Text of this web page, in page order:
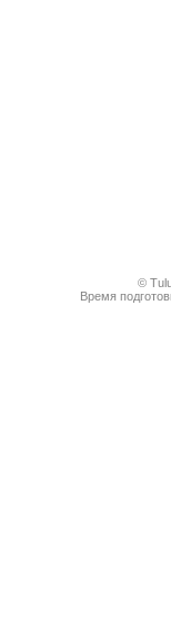
©
Время